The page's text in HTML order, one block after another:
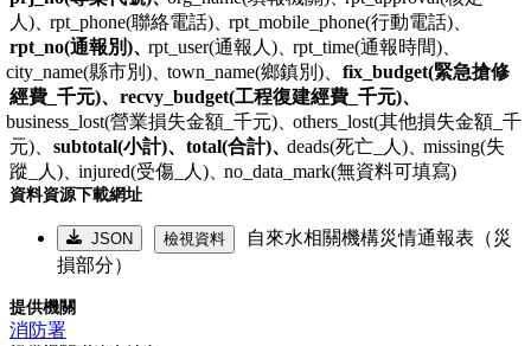
人)、rpt_phone(聯絡電話)、rpt_mobile_phone(行動電話)、
rpt_no(通報別)、rpt_user(通報人)、rpt_time(通報時間)、
city_name(縣市別)、town_name(鄉鎮別)、 fix_budget(緊急搶修
經費_千元)、 recvy_budget(工程復建經費_千元)、
business_lost(營業損失金額_千元)、others_lost(其他損失金額_千
元)、 subtotal(小計)、 total(合計)、deads(死亡_人)、missing(失
蹤_人)、injured(受傷_人)、no_data_mark(無資料可填寫)
資料資源下載網址
JSON 檢視資料
自來水相關機構災情通報表（災
損部分）
提供機關
消防署